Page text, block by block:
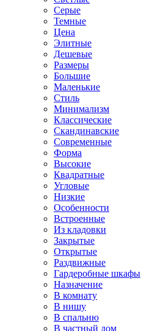
Серые
Темные
Цена
Элитные
Дешевые
Размеры
Большие
Маленькие
Стиль
Минимализм
Классические
Скандинавские
Современные
Форма
Высокие
Квадратные
Угловые
Низкие
Особенности
Встроенные
Из кладовки
Закрытые
Открытые
Раздвижные
Гардеробные шкафы
Назначение
В комнату
В нишу
В спальню
В частный дом